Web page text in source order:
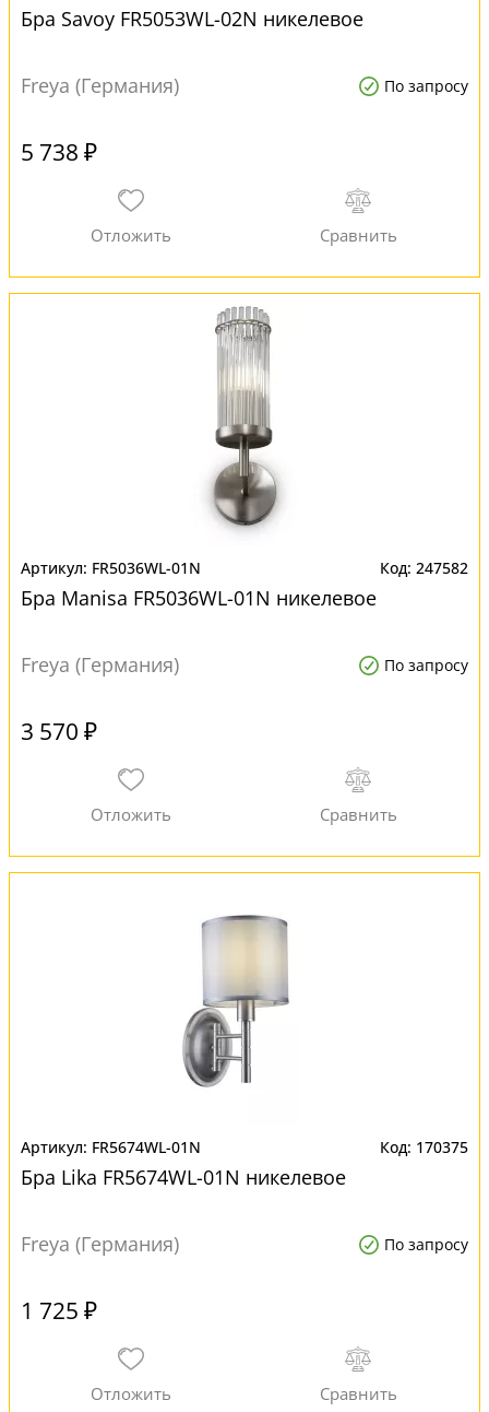
Бра Savoy FR5053WL-02N никелевое
Freya (Германия) По запросу
5 738 ₽
FR5036WL-01N 247582
Бра Manisa FR5036WL-01N никелевое
Freya (Германия) По запросу
3 570 ₽
FR5674WL-01N 170375
Бра Lika FR5674WL-01N никелевое
Freya (Германия) По запросу
1 725 ₽